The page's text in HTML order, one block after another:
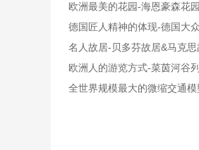
欧洲最美的花园-海恩豪森花园
德国匠人精神的体现-德国大
名人故居-贝多芬故居&马克思
欧洲人的游览方式-菜茵河谷
全世界规模最大的微缩交通